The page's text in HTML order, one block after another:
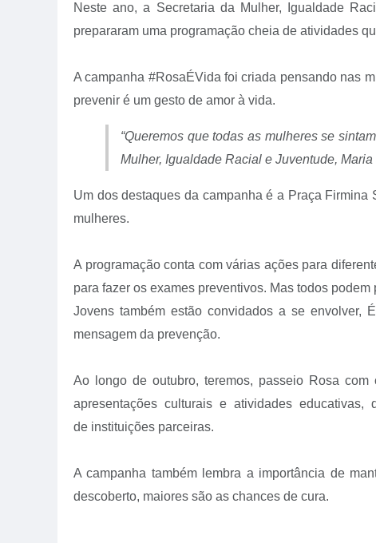
Neste ano, a Secretaria da Mulher, Igualdade
prepararam uma programação cheia de atividades
A campanha #RosaÉVida foi criada pensando nas
prevenir é um gesto de amor à vida.
“Queremos que todas as mulheres se
Mulher, Igualdade Racial e Juventude,
Um dos destaques da campanha é a Praça
mulheres.
A programação conta com várias ações para
para fazer os exames preventivos. Mas todos podem
Jovens também estão convidados a se envolver,
mensagem da prevenção.
Ao longo de outubro, teremos, passeio Rosa
apresentações culturais e atividades
de instituições parceiras.
A campanha também lembra a importância de
descoberto, maiores são as chances de cura.